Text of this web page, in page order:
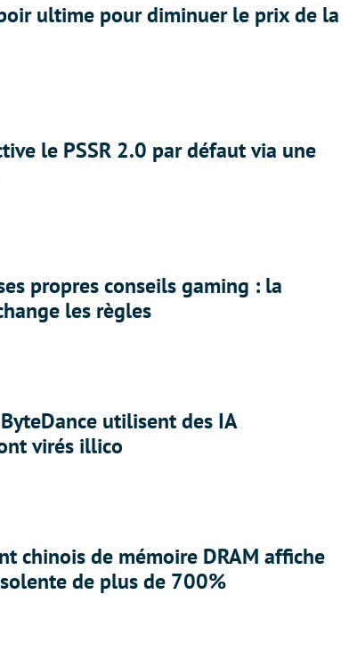
ultime pour diminuer le prix de la
le PSSR 2.0 par défaut via une
propres conseils gaming : la
les règles
utilisent des IA
virés illico
chinois de mémoire DRAM affiche
de plus de 700%